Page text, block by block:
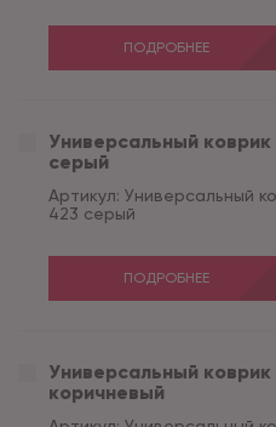
ПОДРОБНЕЕ
Универсальный
серый
Артикул: Универсальный
423 серый
ПОДРОБНЕЕ
Универсальный
коричневый